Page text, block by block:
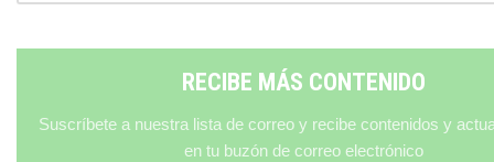
RECIBE MÁS CONTENIDO
Suscríbete a nuestra lista de correo y recibe contenidos y
en tu buzón de correo electrónico